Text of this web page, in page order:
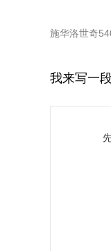
施华洛世奇
我来写一